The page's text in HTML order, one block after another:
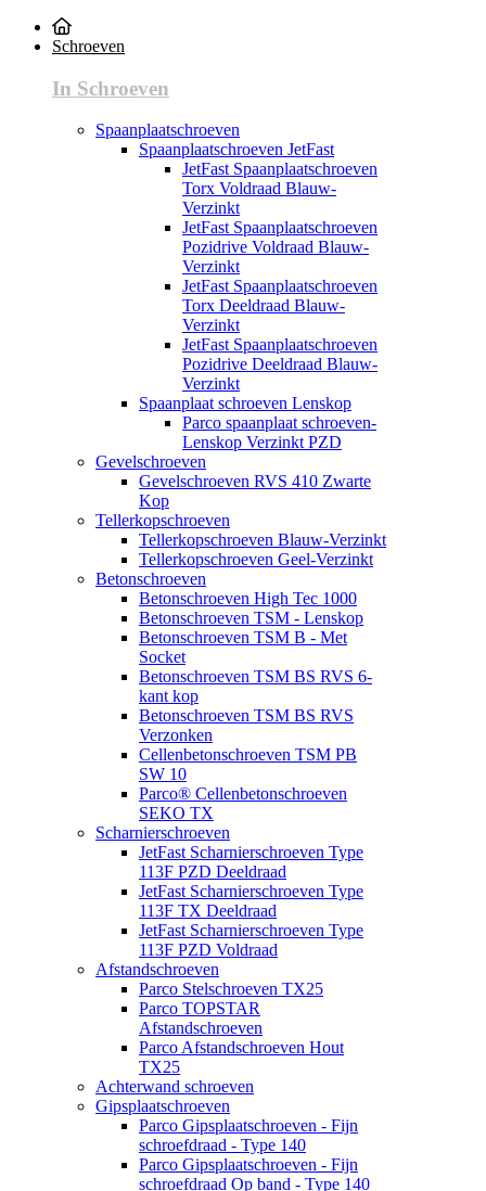
Schroeven
In Schroeven
Spaanplaatschroeven
Spaanplaatschroeven JetFast
JetFast Spaanplaatschroeven
Torx Voldraad Blauw-
Verzinkt
JetFast Spaanplaatschroeven
Pozidrive Voldraad Blauw-
Verzinkt
JetFast Spaanplaatschroeven
Torx Deeldraad Blauw-
Verzinkt
JetFast Spaanplaatschroeven
Pozidrive Deeldraad Blauw-
Verzinkt
Spaanplaat schroeven Lenskop
Parco spaanplaat schroeven-
Lenskop Verzinkt PZD
Gevelschroeven
Gevelschroeven RVS 410 Zwarte
Kop
Tellerkopschroeven
Tellerkopschroeven Blauw-Verzinkt
Tellerkopschroeven Geel-Verzinkt
Betonschroeven
Betonschroeven High Tec 1000
Betonschroeven TSM - Lenskop
Betonschroeven TSM B - Met
Socket
Betonschroeven TSM BS RVS 6-
kant kop
Betonschroeven TSM BS RVS
Verzonken
Cellenbetonschroeven TSM PB
SW 10
Parco® Cellenbetonschroeven
SEKO TX
Scharnierschroeven
JetFast Scharnierschroeven Type
113F PZD Deeldraad
JetFast Scharnierschroeven Type
113F TX Deeldraad
JetFast Scharnierschroeven Type
113F PZD Voldraad
Afstandschroeven
Parco Stelschroeven TX25
Parco TOPSTAR
Afstandschroeven
Parco Afstandschroeven Hout
TX25
Achterwand schroeven
Gipsplaatschroeven
Parco Gipsplaatschroeven - Fijn
schroefdraad - Type 140
Parco Gipsplaatschroeven - Fijn
schroefdraad Op band - Type 140